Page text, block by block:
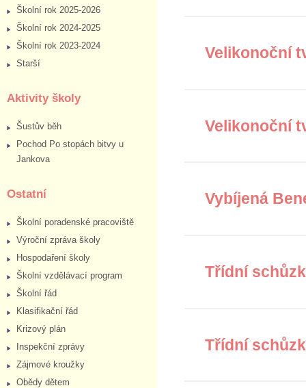
Školní rok 2025-2026
Školní rok 2024-2025
Školní rok 2023-2024
Starší
Aktivity školy
Šustův běh
Pochod Po stopách bitvy u
Jankova
Ostatní
Školní poradenské pracoviště
Výroční zpráva školy
Hospodaření školy
Školní vzdělávací program
Školní řád
Klasifikační řád
Krizový plán
Inspekční zprávy
Zájmové kroužky
Obědy dětem
Velikonoční
Velikonoční
Vybíjená
Třídní
Třídní